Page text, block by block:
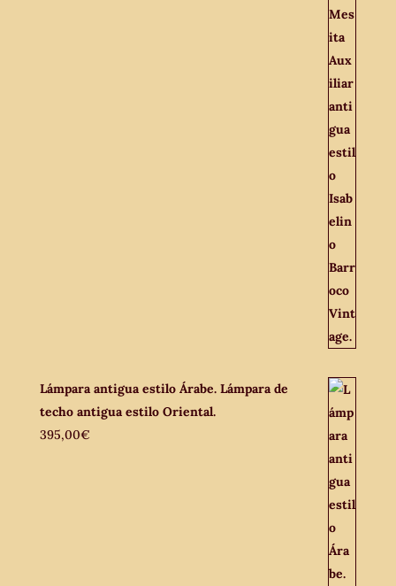
Lámpara antigua estilo Árabe. Lámpara de
techo antigua estilo Oriental.
395,00€